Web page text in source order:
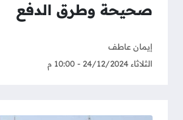
صحيحة وطرق الدفع
إيمان عاطف
الثلاثاء 24/12/2024 - 10:00 م